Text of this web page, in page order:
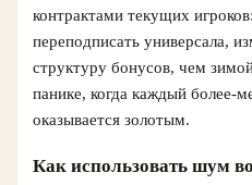
контрактами текущих
переподписать универсала,
структуру бонусов, чем
панике, когда каждый более-
оказывается золотым.
Как использовать шум